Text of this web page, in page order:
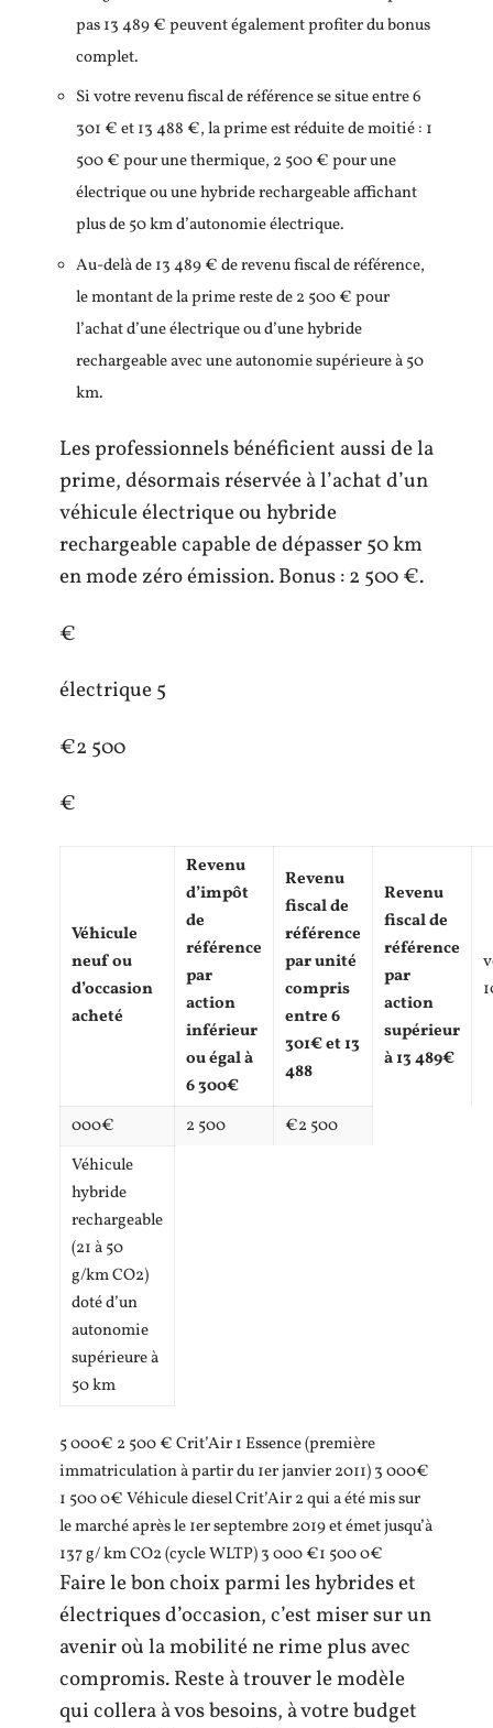
pas 13 489 € peuvent également profiter du bonus
complet.
Si votre revenu fiscal de référence se situe entre 6
301 € et 13 488 €, la prime est réduite de moitié : 1
500 € pour une thermique, 2 500 € pour une
électrique ou une hybride rechargeable affichant
plus de 50 km d’autonomie électrique.
Au-delà de 13 489 € de revenu fiscal de référence,
le montant de la prime reste de 2 500 € pour
l’achat d’une électrique ou d’une hybride
rechargeable avec une autonomie supérieure à 50
km.
Les professionnels bénéficient aussi de la
prime, désormais réservée à l’achat d’un
véhicule électrique ou hybride
rechargeable capable de dépasser 50 km
en mode zéro émission. Bonus : 2 500 €.
€
électrique 5
€2 500
€
Véhicule
neuf ou
d’occasion
acheté
Revenu
d’impôt
de
référence
par
action
inférieur
ou égal à
6 300€
Revenu
fiscal de
référence
par unité
compris
entre 6
301€ et 13
488
Revenu
fiscal de
référence
par
action
supérieur
à 13 489€
000€ 2 500
€2 500
Véhicule
hybride
rechargeable
(21 à 50
g/km CO2)
doté d’un
autonomie
supérieure à
50 km
5 000€ 2 500 € Crit’Air 1 Essence (première
immatriculation à partir du 1er janvier 2011) 3 000€
1 500 0€ Véhicule diesel Crit’Air 2 qui a été mis sur
le marché après le 1er septembre 2019 et émet jusqu’à
137 g/ km CO2 (cycle WLTP) 3 000 €1 500 0€
Faire le bon choix parmi les hybrides et
électriques d’occasion, c’est miser sur un
avenir où la mobilité ne rime plus avec
compromis. Reste à trouver le modèle
qui collera à vos besoins, à votre budget